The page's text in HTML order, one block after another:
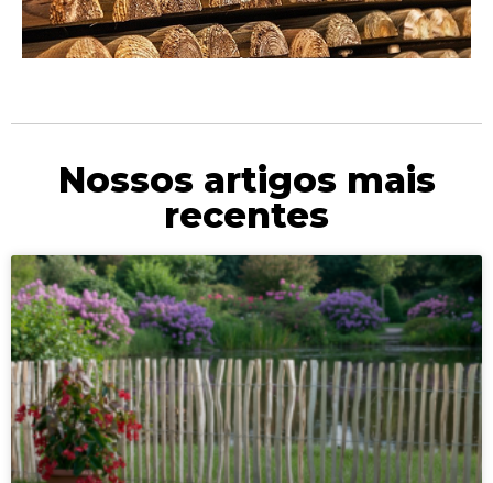
Nossos artigos mais
recentes